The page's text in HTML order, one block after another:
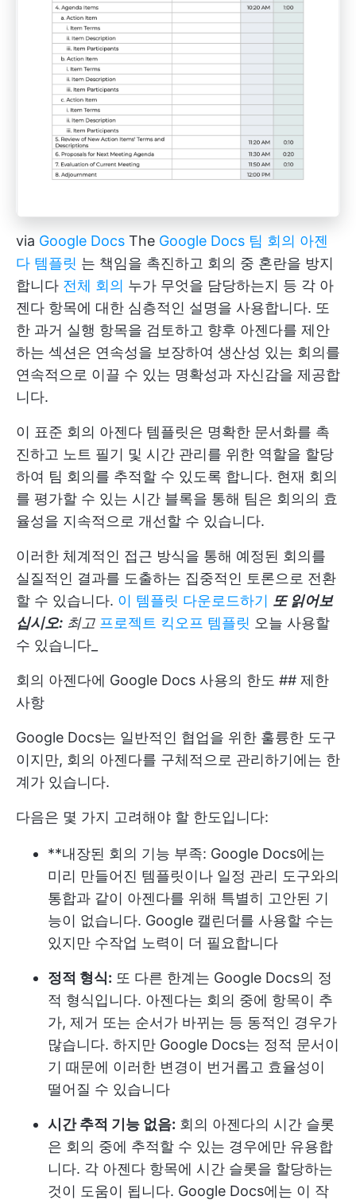
via Google Docs The Google Docs 팀 회의 아젠
다 템플릿 는 책임을 촉진하고 회의 중 혼란을 방지
합니다 전체 회의 누가 무엇을 담당하는지 등 각 아
젠다 항목에 대한 심층적인 설명을 사용합니다. 또
한 과거 실행 항목을 검토하고 향후 아젠다를 제안
하는 섹션은 연속성을 보장하여 생산성 있는 회의를
연속적으로 이끌 수 있는 명확성과 자신감을 제공합
니다.
이 표준 회의 아젠다 템플릿은 명확한 문서화를 촉
진하고 노트 필기 및 시간 관리를 위한 역할을 할당
하여 팀 회의를 추적할 수 있도록 합니다. 현재 회의
를 평가할 수 있는 시간 블록을 통해 팀은 회의의 효
율성을 지속적으로 개선할 수 있습니다.
이러한 체계적인 접근 방식을 통해 예정된 회의를
실질적인 결과를 도출하는 집중적인 토론으로 전환
할 수 있습니다. 이 템플릿 다운로드하기 또 읽어보
십시오: 최고 프로젝트 킥오프 템플릿 오늘 사용할
수 있습니다_
회의 아젠다에 Google Docs 사용의 한도 ## 제한
사항
Google Docs는 일반적인 협업을 위한 훌륭한 도구
이지만, 회의 아젠다를 구체적으로 관리하기에는 한
계가 있습니다.
다음은 몇 가지 고려해야 할 한도입니다:
**내장된 회의 기능 부족: Google Docs에는
미리 만들어진 템플릿이나 일정 관리 도구와의
통합과 같이 아젠다를 위해 특별히 고안된 기
능이 없습니다. Google 캘린더를 사용할 수는
있지만 수작업 노력이 더 필요합니다
정적 형식: 또 다른 한계는 Google Docs의 정
적 형식입니다. 아젠다는 회의 중에 항목이 추
가, 제거 또는 순서가 바뀌는 등 동적인 경우가
많습니다. 하지만 Google Docs는 정적 문서이
기 때문에 이러한 변경이 번거롭고 효율성이
떨어질 수 있습니다
시간 추적 기능 없음: 회의 아젠다의 시간 슬롯
은 회의 중에 추적할 수 있는 경우에만 유용합
니다. 각 아젠다 항목에 시간 슬롯을 할당하는
것이 도움이 됩니다. Google Docs에는 이 작